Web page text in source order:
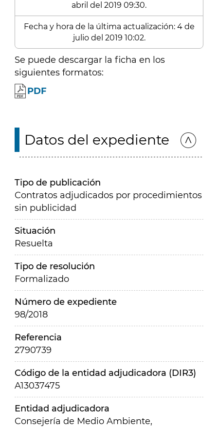
abril del 2019 09:30.
Fecha y hora de la última actualización: 4 de
julio del 2019 10:02.
Se puede descargar la ficha en los
siguientes formatos:
PDF
Datos del expediente
Tipo de publicación
Contratos adjudicados por procedimientos
sin publicidad
Situación
Resuelta
Tipo de resolución
Formalizado
Número de expediente
98/2018
Referencia
2790739
Código de la entidad adjudicadora (DIR3)
A13037475
Entidad adjudicadora
Consejería de Medio Ambiente,